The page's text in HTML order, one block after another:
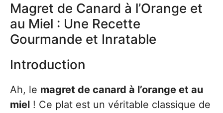
Magret de Canard à l’Orange et
au Miel : Une Recette
Gourmande et Inratable
Introduction
Ah, le magret de canard à l’orange et au
miel ! Ce plat est un véritable classique de